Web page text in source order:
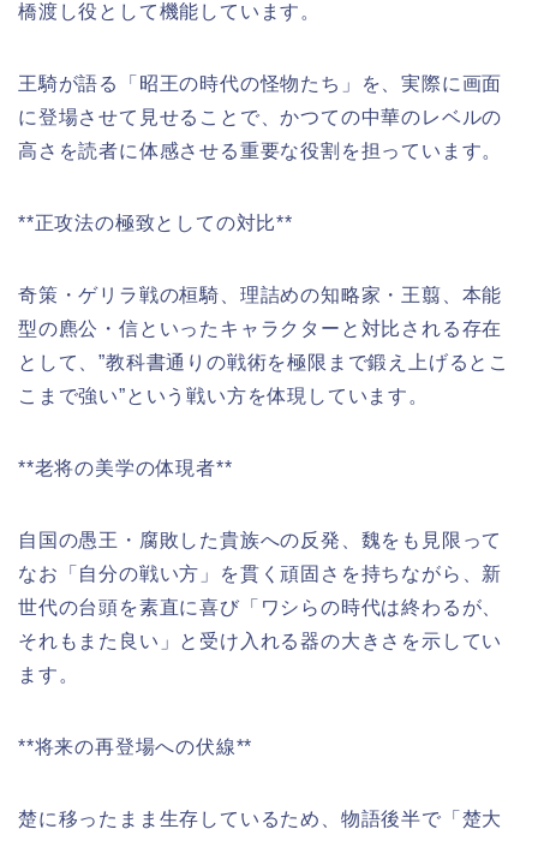
橋渡し役として機能しています。
王騎が語る「昭王の時代の怪物たち」を、実際に画面
に登場させて見せることで、かつての中華のレベルの
高さを読者に体感させる重要な役割を担っています。
**正攻法の極致としての対比**
奇策・ゲリラ戦の桓騎、理詰めの知略家・王翦、本能
型の麃公・信といったキャラクターと対比される存在
として、”教科書通りの戦術を極限まで鍛え上げるとこ
こまで強い”という戦い方を体現しています。
**老将の美学の体現者**
自国の愚王・腐敗した貴族への反発、魏をも見限って
なお「自分の戦い方」を貫く頑固さを持ちながら、新
世代の台頭を素直に喜び「ワシらの時代は終わるが、
それもまた良い」と受け入れる器の大きさを示してい
ます。
**将来の再登場への伏線**
楚に移ったまま生存しているため、物語後半で「楚大